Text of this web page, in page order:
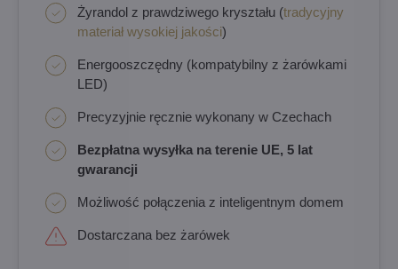
Żyrandol z prawdziwego kryształu (tradycyjny
materiał wysokiej jakości)
Energooszczędny (kompatybilny z żarówkami
LED)
Precyzyjnie ręcznie wykonany w Czechach
Bezpłatna wysyłka na terenie UE, 5 lat
gwarancji
Możliwość połączenia z inteligentnym domem
Dostarczana bez żarówek